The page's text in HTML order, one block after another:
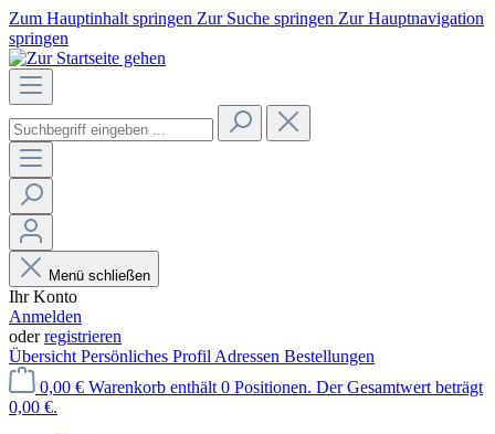
Zum Hauptinhalt springen Zur Suche springen Zur Hauptnavigation
springen
Menü schließen
Ihr Konto
Anmelden
oderregistrieren
Übersicht Persönliches Profil Adressen Bestellungen
0,00 € Warenkorb enthält 0 Positionen. Der Gesamtwert beträgt
0,00 €.